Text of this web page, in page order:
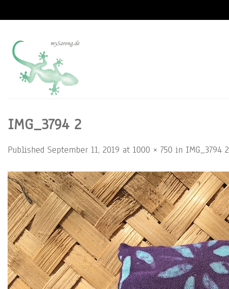
content
IMG_3794 2
Published September 11, 2019 at 1000 × 750 in IMG_3794 2